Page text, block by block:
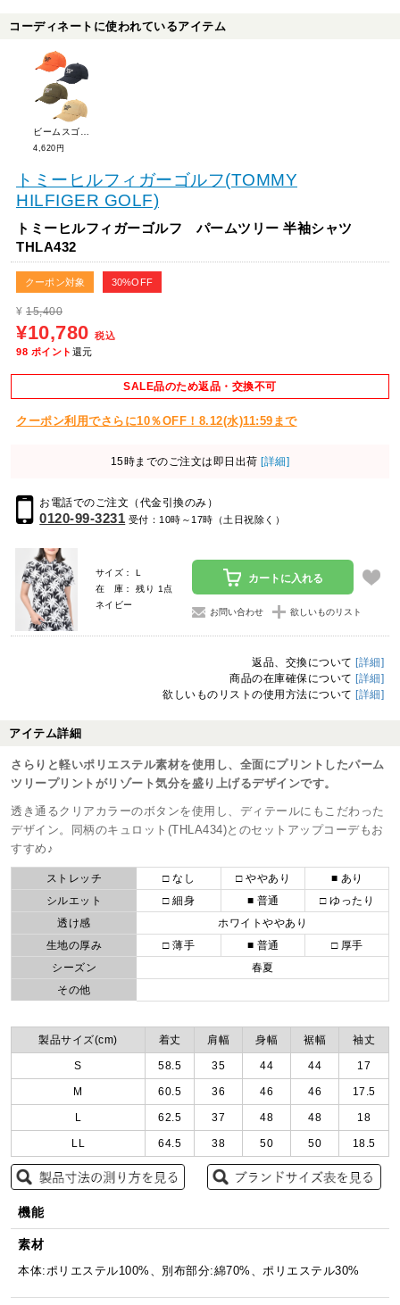
コーディネートに使われているアイテム
4,620円
トミーヒルフィガーゴルフ(TOMMY
HILFIGER GOLF)
トミーヒルフィガーゴルフ パームツリー 半袖シャツ
THLA432
クーポン対象 30%OFF
¥ 15,400
¥10,780 税込
98 ポイント 還元
SALE品のため返品・交換不可
クーポン利用でさらに10％OFF！8.12(水)11:59まで
15時までのご注文は即日出荷 [詳細]
お電話でのご注文（代金引換のみ）
0120-99-3231 受付：10時～17時（土日祝除く）
サイズ： L
在 庫： 残り 1点
ネイビー
カートに入れる
お問い合わせ 欲しいものリスト
返品、交換について [詳細]
商品の在庫確保について [詳細]
欲しいものリストの使用方法について [詳細]
アイテム詳細
さらりと軽いポリエステル素材を使用し、全面にプリントしたパーム
ツリープリントがリゾート気分を盛り上げるデザインです。
透き通るクリアカラーのボタンを使用し、ディテールにもこだわった
デザイン。同柄のキュロット(THLA434)とのセットアップコーデもお
すすめ♪
ストレッチ □ なし □ ややあり
■ あり
シルエット
□ 細身 ■ 普通
□ ゆったり
透け感
ホワイトややあり
生地の厚み
□ 薄手 ■ 普通
□ 厚手
シーズン
春夏
その他
製品サイズ(cm) 着丈 肩幅 身幅 裾幅 袖丈
S 58.5 35 44 44 17
M 60.5 36 46 46 17.5
L 62.5 37 48 48 18
LL 64.5 38 50 50 18.5
機能
素材
本体:ポリエステル100%、別布部分:綿70%、ポリエステル30%